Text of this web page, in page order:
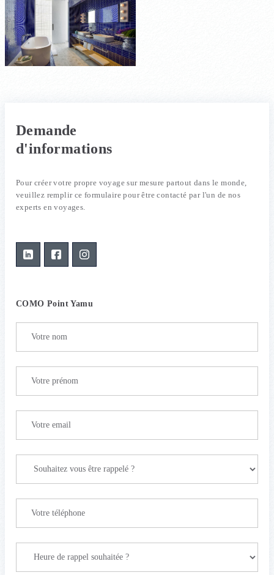
Demande
d'informations
Pour créer votre propre voyage sur mesure partout dans le monde,
veuillez remplir ce formulaire pour être contacté par l'un de nos
experts en voyages.
COMO Point Yamu